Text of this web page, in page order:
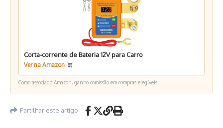
Corta-corrente de Bateria 12V para Carro
Ver na Amazon
Como associado Amazon, ganho comissão em compras elegíveis.
Partilhar este artigo